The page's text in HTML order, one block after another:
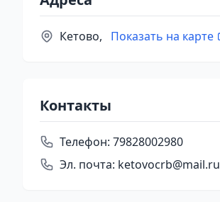
Кетово, Показать на карте
Контакты
Телефон: 79828002980
Эл. почта: ketovocrb@mail.ru